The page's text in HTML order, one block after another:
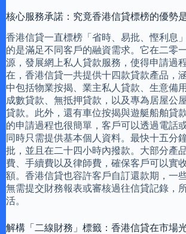
核心服務承諾：究竟香港信貸標榜的優勢
香港信貸一直標榜「省時、易批、慳利息
的是滿足不同客戶的融資需求。它在二零
源，發展網上私人貸款服務，使得申請過
在，香港信貸一共提供十四款貸款產品，
中包括物業按揭、業主私人貸款、生意備
成數貸款、無抵押貸款，以及專為居屋公
貸款。此外，還有車位按揭與遊艇船舶貸
的申請過程也很簡單，客戶可以透過電話
同時只需提供基本個人資料。最快十五分
批，並且在二十四小時內撥款。大部分產
費、手續費以及律師費，確保客戶可以實
額。香港信貸也容許客戶自訂還款期，一
無需提交財務報表或審核過往信貸記錄，
活。
解構「二線財務」標籤：香港信貸在市場